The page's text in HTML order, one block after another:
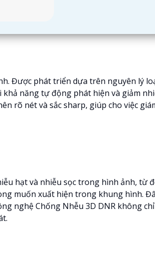
Được phát triển dựa trên nguyên lý
khả năng tự động phát hiện và giảm
rõ nét và sắc sharp, giúp cho việc
hạt và nhiễu sọc trong hình ảnh, từ
muốn xuất hiện trong khung hình.
nghệ Chống Nhễu 3D DNR không